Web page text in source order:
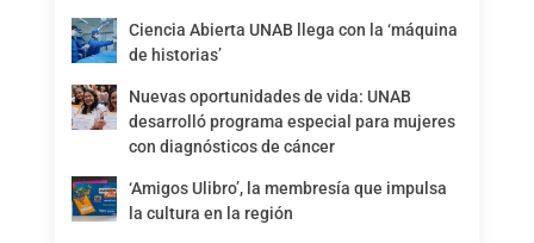
Ciencia Abierta UNAB llega con la ‘máquina
de historias’
Nuevas oportunidades de vida: UNAB
desarrolló programa especial para mujeres
con diagnósticos de cáncer
‘Amigos Ulibro’, la membresía que impulsa
la cultura en la región